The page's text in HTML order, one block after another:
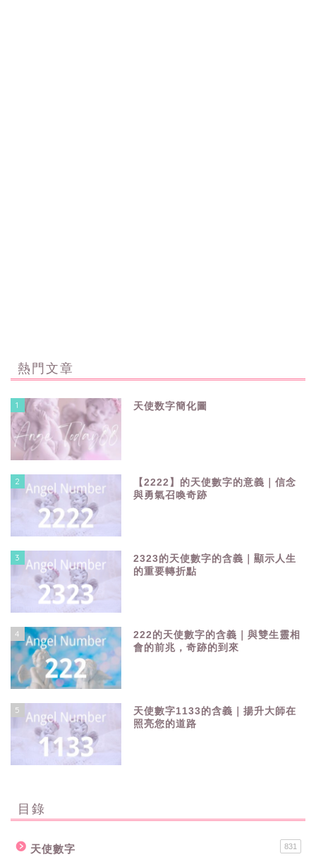
熱門文章
1 天使数字簡化圖
2
【2222】的天使數字的意義｜信念
與勇氣召喚奇跡
3
2323的天使數字的含義｜顯示人生
的重要轉折點
4
222的天使數字的含義｜與雙生靈相
會的前兆，奇跡的到來
5
天使數字1133的含義｜揚升大師在
照亮您的道路
目錄
天使數字 831